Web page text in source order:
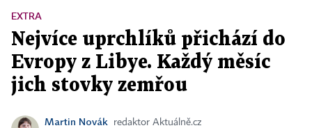
EXTRA
Nejvíce uprchlíků přichází do
Evropy z Libye. Každý měsíc
jich stovky zemřou
Martin Novák
redaktor Aktuálně.cz